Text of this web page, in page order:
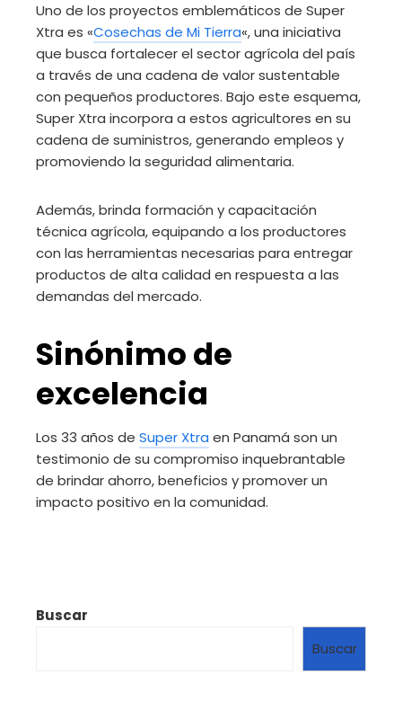
Uno de los proyectos emblemáticos de Super
Xtra es «Cosechas de Mi Tierra«, una iniciativa
que busca fortalecer el sector agrícola del país
a través de una cadena de valor sustentable
con pequeños productores. Bajo este esquema,
Super Xtra incorpora a estos agricultores en su
cadena de suministros, generando empleos y
promoviendo la seguridad alimentaria.
Además, brinda formación y capacitación
técnica agrícola, equipando a los productores
con las herramientas necesarias para entregar
productos de alta calidad en respuesta a las
demandas del mercado.
Sinónimo de
excelencia
Los 33 años de Super Xtra en Panamá son un
testimonio de su compromiso inquebrantable
de brindar ahorro, beneficios y promover un
impacto positivo en la comunidad.
Buscar
Buscar